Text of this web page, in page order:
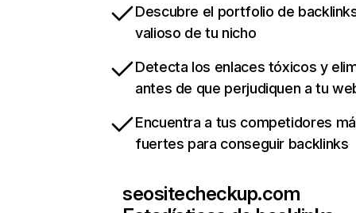
Descubre el portfolio de
valioso de tu nicho
Detecta los enlaces tóxicos y
antes de que perjudiquen a tu
Encuentra a tus competidores
fuertes para conseguir backlinks
seositecheckup.com